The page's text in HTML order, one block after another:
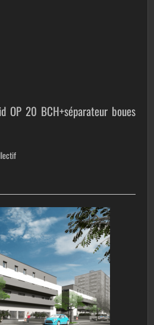
OP 20 BCH+séparateur boues